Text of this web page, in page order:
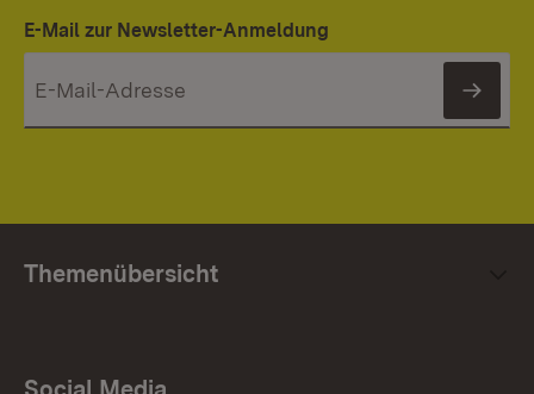
E-Mail zur Newsletter-Anmeldung
Themenübersicht